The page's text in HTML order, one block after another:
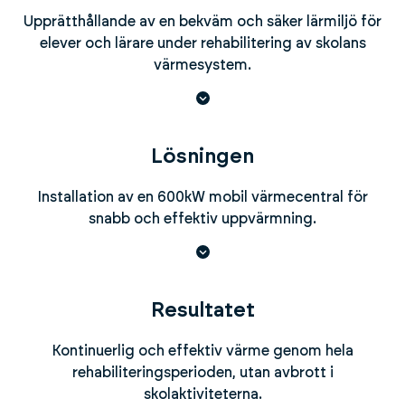
Upprätthållande av en bekväm och säker lärmiljö för
elever och lärare under rehabilitering av skolans
värmesystem.
Lösningen
Installation av en 600kW mobil värmecentral för
snabb och effektiv uppvärmning.
Resultatet
Kontinuerlig och effektiv värme genom hela
rehabiliteringsperioden, utan avbrott i
skolaktiviteterna.